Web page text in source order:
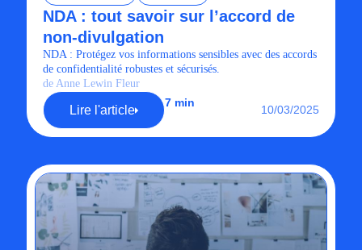
NDA : tout savoir sur l’accord de
non-divulgation
NDA : Protégez vos informations sensibles avec des accords
de confidentialité robustes et sécurisés.
de Anne Lewin Fleur
Lire l'article
7 min
10/03/2025